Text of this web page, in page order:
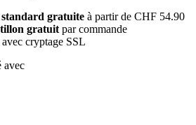
gratuite à partir de CHF 54.90
gratuit par commande
avec cryptage SSL
avec